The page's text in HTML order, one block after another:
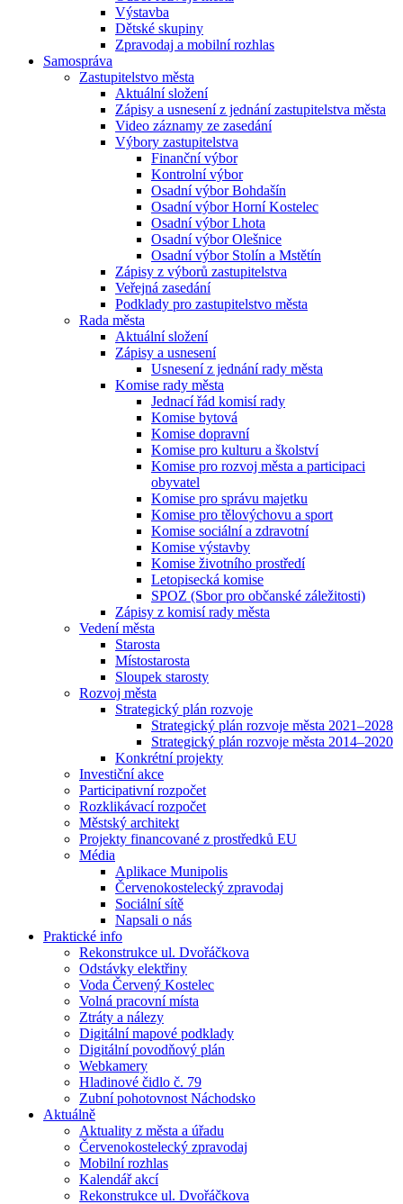
Výstavba
Dětské skupiny
Zpravodaj a mobilní rozhlas
Samospráva
Zastupitelstvo města
Aktuální složení
Zápisy a usnesení z jednání zastupitelstva města
Video záznamy ze zasedání
Výbory zastupitelstva
Finanční výbor
Kontrolní výbor
Osadní výbor Bohdašín
Osadní výbor Horní Kostelec
Osadní výbor Lhota
Osadní výbor Olešnice
Osadní výbor Stolín a Mstětín
Zápisy z výborů zastupitelstva
Veřejná zasedání
Podklady pro zastupitelstvo města
Rada města
Aktuální složení
Zápisy a usnesení
Usnesení z jednání rady města
Komise rady města
Jednací řád komisí rady
Komise bytová
Komise dopravní
Komise pro kulturu a školství
Komise pro rozvoj města a participaci
obyvatel
Komise pro správu majetku
Komise pro tělovýchovu a sport
Komise sociální a zdravotní
Komise výstavby
Komise životního prostředí
Letopisecká komise
SPOZ (Sbor pro občanské záležitosti)
Zápisy z komisí rady města
Vedení města
Starosta
Místostarosta
Sloupek starosty
Rozvoj města
Strategický plán rozvoje
Strategický plán rozvoje města 2021–2028
Strategický plán rozvoje města 2014–2020
Konkrétní projekty
Investiční akce
Participativní rozpočet
Rozklikávací rozpočet
Městský architekt
Projekty financované z prostředků EU
Média
Aplikace Munipolis
Červenokostelecký zpravodaj
Sociální sítě
Napsali o nás
Praktické info
Rekonstrukce ul. Dvořáčkova
Odstávky elektřiny
Voda Červený Kostelec
Volná pracovní místa
Ztráty a nálezy
Digitální mapové podklady
Digitální povodňový plán
Webkamery
Hladinové čidlo č. 79
Zubní pohotovnost Náchodsko
Aktuálně
Aktuality z města a úřadu
Červenokostelecký zpravodaj
Mobilní rozhlas
Kalendář akcí
Rekonstrukce ul. Dvořáčkova